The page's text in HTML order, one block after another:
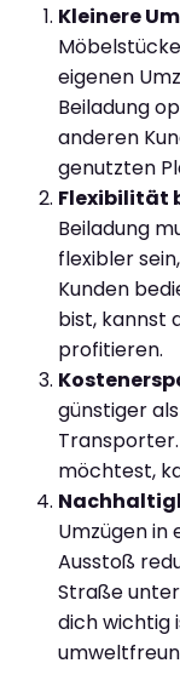
Kleinere
eigenen
Beiladung
anderen
genutzten
Flexibilität
Beiladung
flexibler
Kunden
bist, kannst
profitieren.
günstiger
möchtest,
Umzügen in
Ausstoß
Straße
dich wichtig